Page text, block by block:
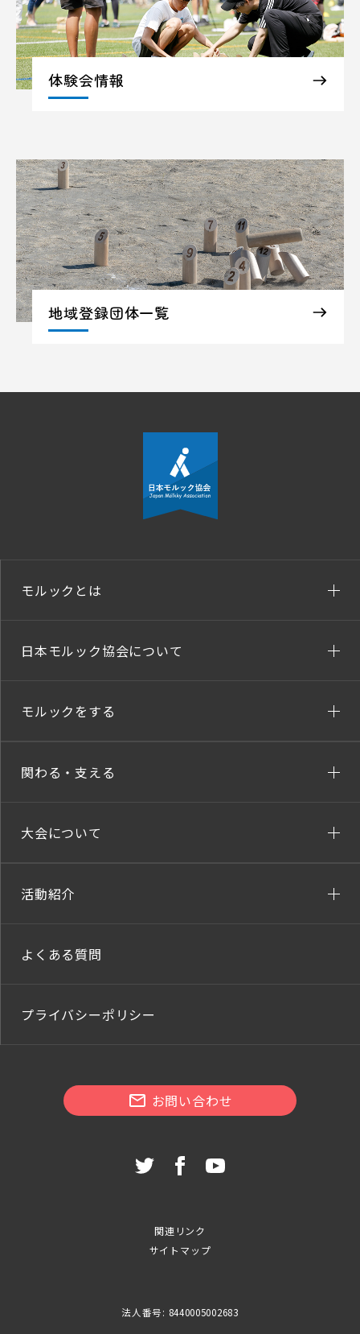
体験会情報
地域登録団体一覧
モルックとは
日本モルック協会について
モルックをする
関わる・支える
大会について
活動紹介
よくある質問
プライバシーポリシー
お問い合わせ
関連リンク
サイトマップ
法人番号: 8440005002683